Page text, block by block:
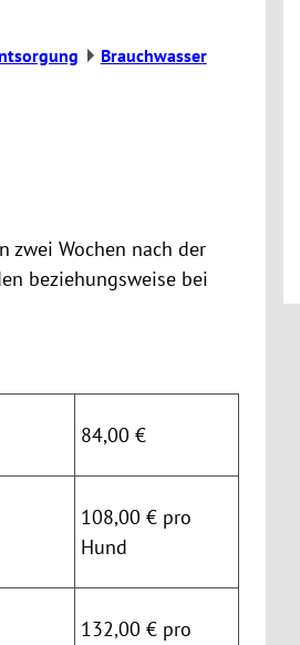
Brauchwasser
zwei Wochen nach der
beziehungsweise bei
84,00 €
108,00 € pro
Hund
132,00 € pro